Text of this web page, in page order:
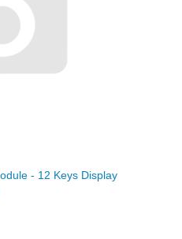
- 12 Keys Display